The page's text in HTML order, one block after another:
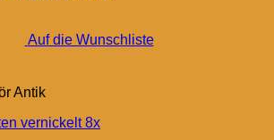
Auf die Wunschliste
Antik
vernickelt 8x